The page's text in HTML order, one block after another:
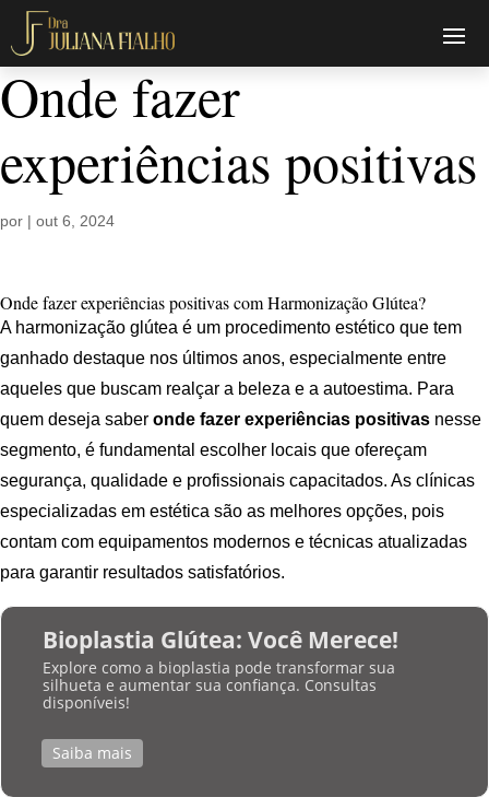
Onde fazer
experiências positivas
por | out 6, 2024
Onde fazer experiências positivas com Harmonização Glútea?
A harmonização glútea é um procedimento estético que tem
ganhado destaque nos últimos anos, especialmente entre
aqueles que buscam realçar a beleza e a autoestima. Para
quem deseja saber onde fazer experiências positivas nesse
segmento, é fundamental escolher locais que ofereçam
segurança, qualidade e profissionais capacitados. As clínicas
especializadas em estética são as melhores opções, pois
contam com equipamentos modernos e técnicas atualizadas
para garantir resultados satisfatórios.
Bioplastia Glútea: Você Merece!
Explore como a bioplastia pode transformar sua
silhueta e aumentar sua confiança. Consultas
disponíveis!
Saiba mais